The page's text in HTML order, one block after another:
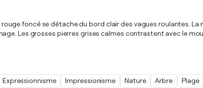
foncé se détache du bord clair des vagues roulantes.
Les grosses pierres grises calmes contrastent avec le
Expressionnisme Impressionisme Nature Arbre Plage